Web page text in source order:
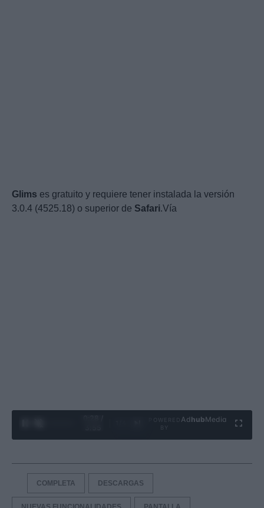
Glims es gratuito y requiere tener instalada la versión
3.0.4 (4525.18) o superior de Safari.Vía
Ad hubMedia
COMPLETA DESCARGAS